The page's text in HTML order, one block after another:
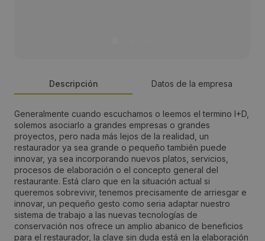
Descripción Datos de la empresa
Generalmente cuando escuchamos o leemos el termino I+D,
solemos asociarlo a grandes empresas o grandes
proyectos, pero nada más lejos de la realidad, un
restaurador ya sea grande o pequeño también puede
innovar, ya sea incorporando nuevos platos, servicios,
procesos de elaboración o el concepto general del
restaurante. Está claro que en la situación actual si
queremos sobrevivir, tenemos precisamente de arriesgar e
innovar, un pequeño gesto como seria adaptar nuestro
sistema de trabajo a las nuevas tecnologías de
conservación nos ofrece un amplio abanico de beneficios
para el restaurador, la clave sin duda está en la elaboración
Persona de contacto:
Javier Iglesias
Dirección:
Carrer Batista i Roca, 31-35
Localidad: